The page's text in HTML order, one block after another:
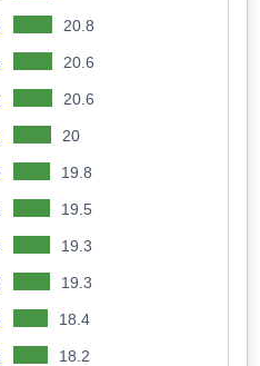
20.8
20.6
20.6
20
19.8
19.5
19.3
19.3
18.4
18.2